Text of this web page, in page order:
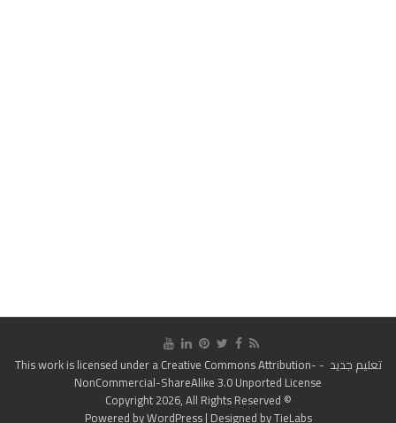
تعليم جديد - This work is licensed under a
Creative Commons Attribution-
NonCommercial-ShareAlike 3.0 Unported License
© Copyright 2026, All Rights Reserved
Powered byWordPress| Designed byTieLabs